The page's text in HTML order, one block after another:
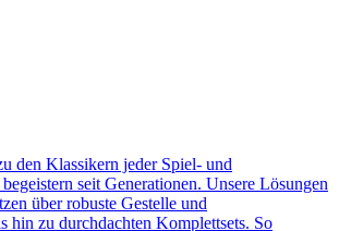
den Klassikern jeder Spiel- und
seit Generationen. Unsere Lösungen
über robuste Gestelle und
hin zu durchdachten Komplettsets. So